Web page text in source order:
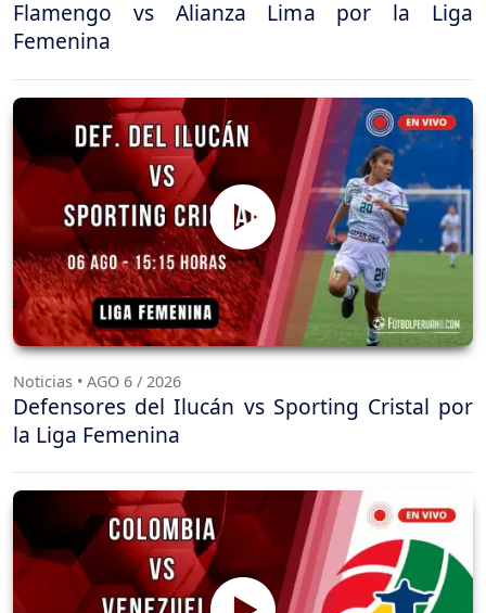
Flamengo vs Alianza Lima por la Liga
Femenina
Noticias • AGO 6 / 2026
Defensores del Ilucán vs Sporting Cristal por
la Liga Femenina